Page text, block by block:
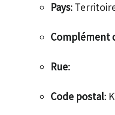
Pays:
Complément
Rue:
Code postal: